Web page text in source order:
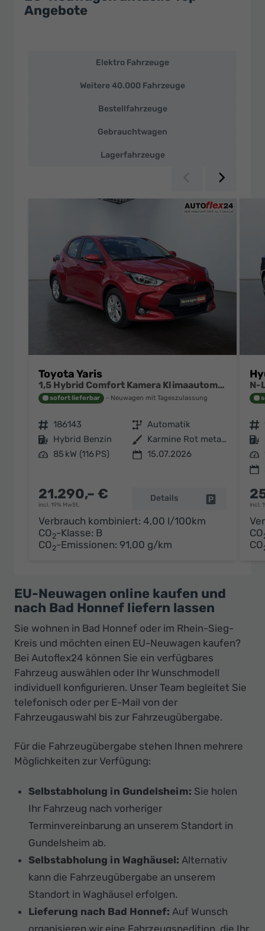
Angebote
Neuwagen
Elektro Fahrzeuge
Weitere 40.000 Fahrzeuge
Bestellfahrzeuge
Gebrauchtwagen
Lagerfahrzeuge
Zurück
Toyota Yaris
1,5 Hybrid Comfort Kamera Klimaautomatik ACC Alu Felgen NSW
sofort lieferbar Neuwagen mit Tageszulassung
Fahrzeugnr. 186143 Getriebe Automatik
Kraftstoff Hybrid Benzin Außenfarbe
Karmine Rot metallic
Leistung 85 kW (116 PS) 15.07.2026
21.290,– €
incl. 19% MwSt.
Details Fahrzeug
Verbrauch kombiniert: 4,00 l/100km
CO2-Klasse: B
CO2-Emissionen: 91,00 g/km
Fahrzeugnr.
Kraftstoff
Leistung
incl.
CO
CO
EU-Neuwagen online kaufen und
nach Bad Honnef liefern lassen
Sie wohnen in Bad Honnef oder im Rhein-Sieg-
Kreis und möchten einen EU-Neuwagen kaufen?
Bei Autoflex24 können Sie ein verfügbares
Fahrzeug auswählen oder Ihr Wunschmodell
individuell konfigurieren. Unser Team begleitet Sie
telefonisch oder per E-Mail von der
Fahrzeugauswahl bis zur Fahrzeugübergabe.
Für die Fahrzeugübergabe stehen Ihnen mehrere
Möglichkeiten zur Verfügung:
Selbstabholung in Gundelsheim: Sie holen
Ihr Fahrzeug nach vorheriger
Terminvereinbarung an unserem Standort in
Gundelsheim ab.
Selbstabholung in Waghäusel: Alternativ
kann die Fahrzeugübergabe an unserem
Standort in Waghäusel erfolgen.
Lieferung nach Bad Honnef: Auf Wunsch